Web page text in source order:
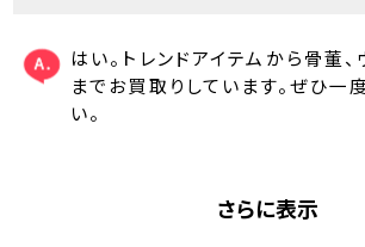
はい。トレンドアイテムから骨董
までお買取りしています。ぜひ一
い。
さらに表示